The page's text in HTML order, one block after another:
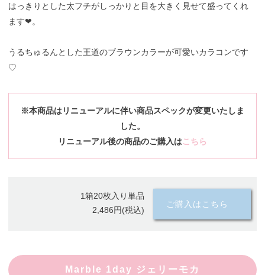
はっきりとした太フチがしっかりと目を大きく見せて盛ってくれ
ます❤。
うるちゅるんとした王道のブラウンカラーが可愛いカラコンです
♡
※本商品はリニューアルに伴い商品スペックが変更いたしま
した。
リニューアル後の商品のご購入はこちら
1箱20枚入り単品
2,486円(税込)
ご購入はこちら
Marble 1day ジェリーモカ